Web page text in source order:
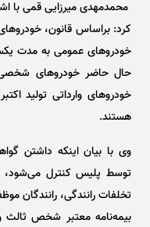
محمدمهدی میرزایی قمی با
کرد: براساس قانون،
خودرو‌های عمومی به مدت
هستند.
وی با بیان اینکه داشتن
تخلفات رانندگی، رانندگان
بیمه‌نامه معتبر شخص ثالث